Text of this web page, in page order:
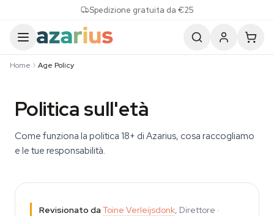
Spedizione gratuita da €25
Home Age Policy
Politica sull'età
Come funziona la politica 18+ di Azarius, cosa raccogliamo
e le tue responsabilità.
Revisionato da Toine Verleijsdonk, Direttore ·